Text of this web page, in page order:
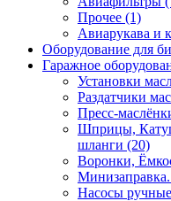
Прочее (1)
Авиарукава и
Оборудование для
Гаражное
Установки
Раздатчики
Пресс-
Шприцы,
шланги (20)
Воронки,
Минизаправка.
Насосы